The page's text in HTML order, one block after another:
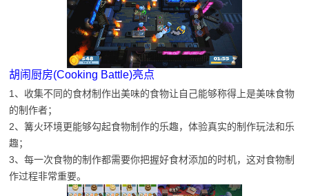
胡闹厨房(Cooking Battle)亮点
1、收集不同的食材制作出美味的食物让自己能够称得上是美味食物
的制作者；
2、篝火环境更能够勾起食物制作的乐趣，体验真实的制作玩法和乐
趣；
3、每一次食物的制作都需要你把握好食材添加的时机，这对食物制
作过程非常重要。